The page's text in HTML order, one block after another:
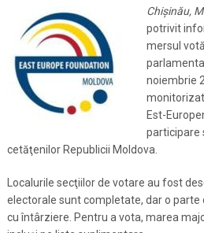
Chişinău,
potrivit
mersul
noiembrie
Est-
participare
cetăţenilor Republicii Moldova.
Localurile secţiilor de votare au fost
electorale sunt completate, dar o
cu întârziere. Pentru a vota, marea